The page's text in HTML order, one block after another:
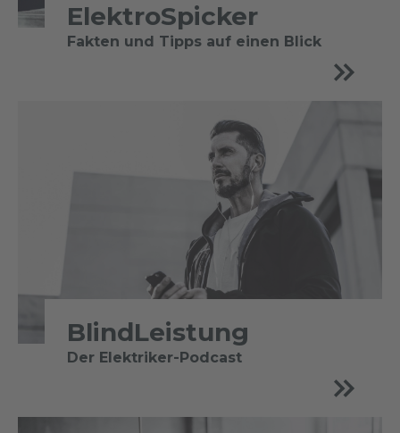
ElektroSpicker
Fakten und Tipps auf einen Blick
BlindLeistung
Der Elektriker-Podcast